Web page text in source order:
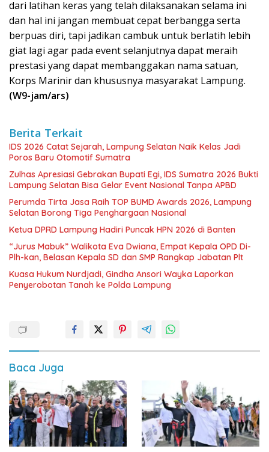
dari latihan keras yang telah dilaksanakan selama ini
dan hal ini jangan membuat cepat berbangga serta
berpuas diri, tapi jadikan cambuk untuk berlatih lebih
giat lagi agar pada event selanjutnya dapat meraih
prestasi yang dapat membanggakan nama satuan,
Korps Marinir dan khususnya masyarakat Lampung.
(W9-jam/ars)
Berita Terkait
IDS 2026 Catat Sejarah, Lampung Selatan Naik Kelas Jadi
Poros Baru Otomotif Sumatra
Zulhas Apresiasi Gebrakan Bupati Egi, IDS Sumatra 2026 Bukti
Lampung Selatan Bisa Gelar Event Nasional Tanpa APBD
Perumda Tirta Jasa Raih TOP BUMD Awards 2026, Lampung
Selatan Borong Tiga Penghargaan Nasional
Ketua DPRD Lampung Hadiri Puncak HPN 2026 di Banten
“Jurus Mabuk” Walikota Eva Dwiana, Empat Kepala OPD Di-
Plh-kan, Belasan Kepala SD dan SMP Rangkap Jabatan Plt
Kuasa Hukum Nurdjadi, Gindha Ansori Wayka Laporkan
Penyerobotan Tanah ke Polda Lampung
Baca Juga